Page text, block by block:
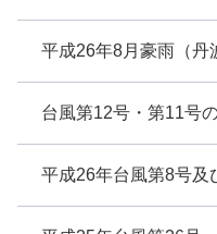
平成26年8月豪雨（丹
台風第12号・第11号
平成26年台風第8号及